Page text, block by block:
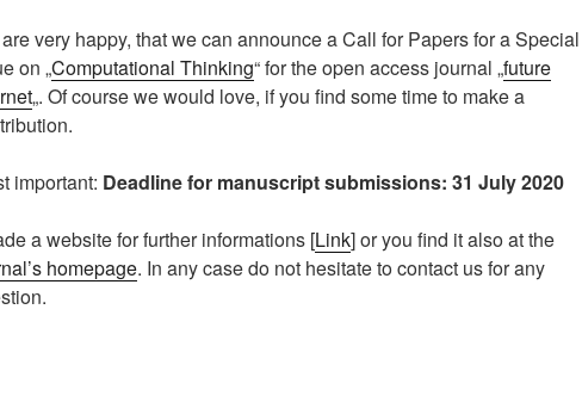
very happy, that we can announce a Call for Papers for a Special
on „Computational Thinking“ for the open access journal „future
„. Of course we would love, if you find some time to make a
important: Deadline for manuscript submissions: 31 July 2020
a website for further informations [Link] or you find it also at the
homepage. In any case do not hesitate to contact us for any